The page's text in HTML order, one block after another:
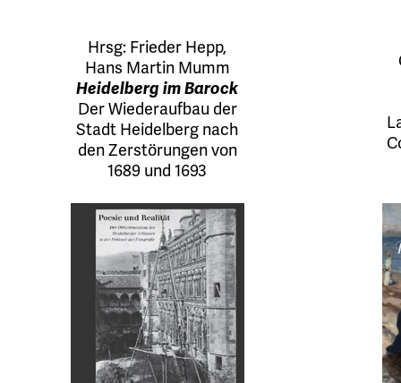
Hrsg: Frieder Hepp,
Hans Martin Mumm
Heidelberg im Barock
Der Wiederaufbau der
Stadt Heidelberg nach
den Zerstörungen von
1689 und 1693